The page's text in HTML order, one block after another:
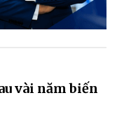
vài năm biến